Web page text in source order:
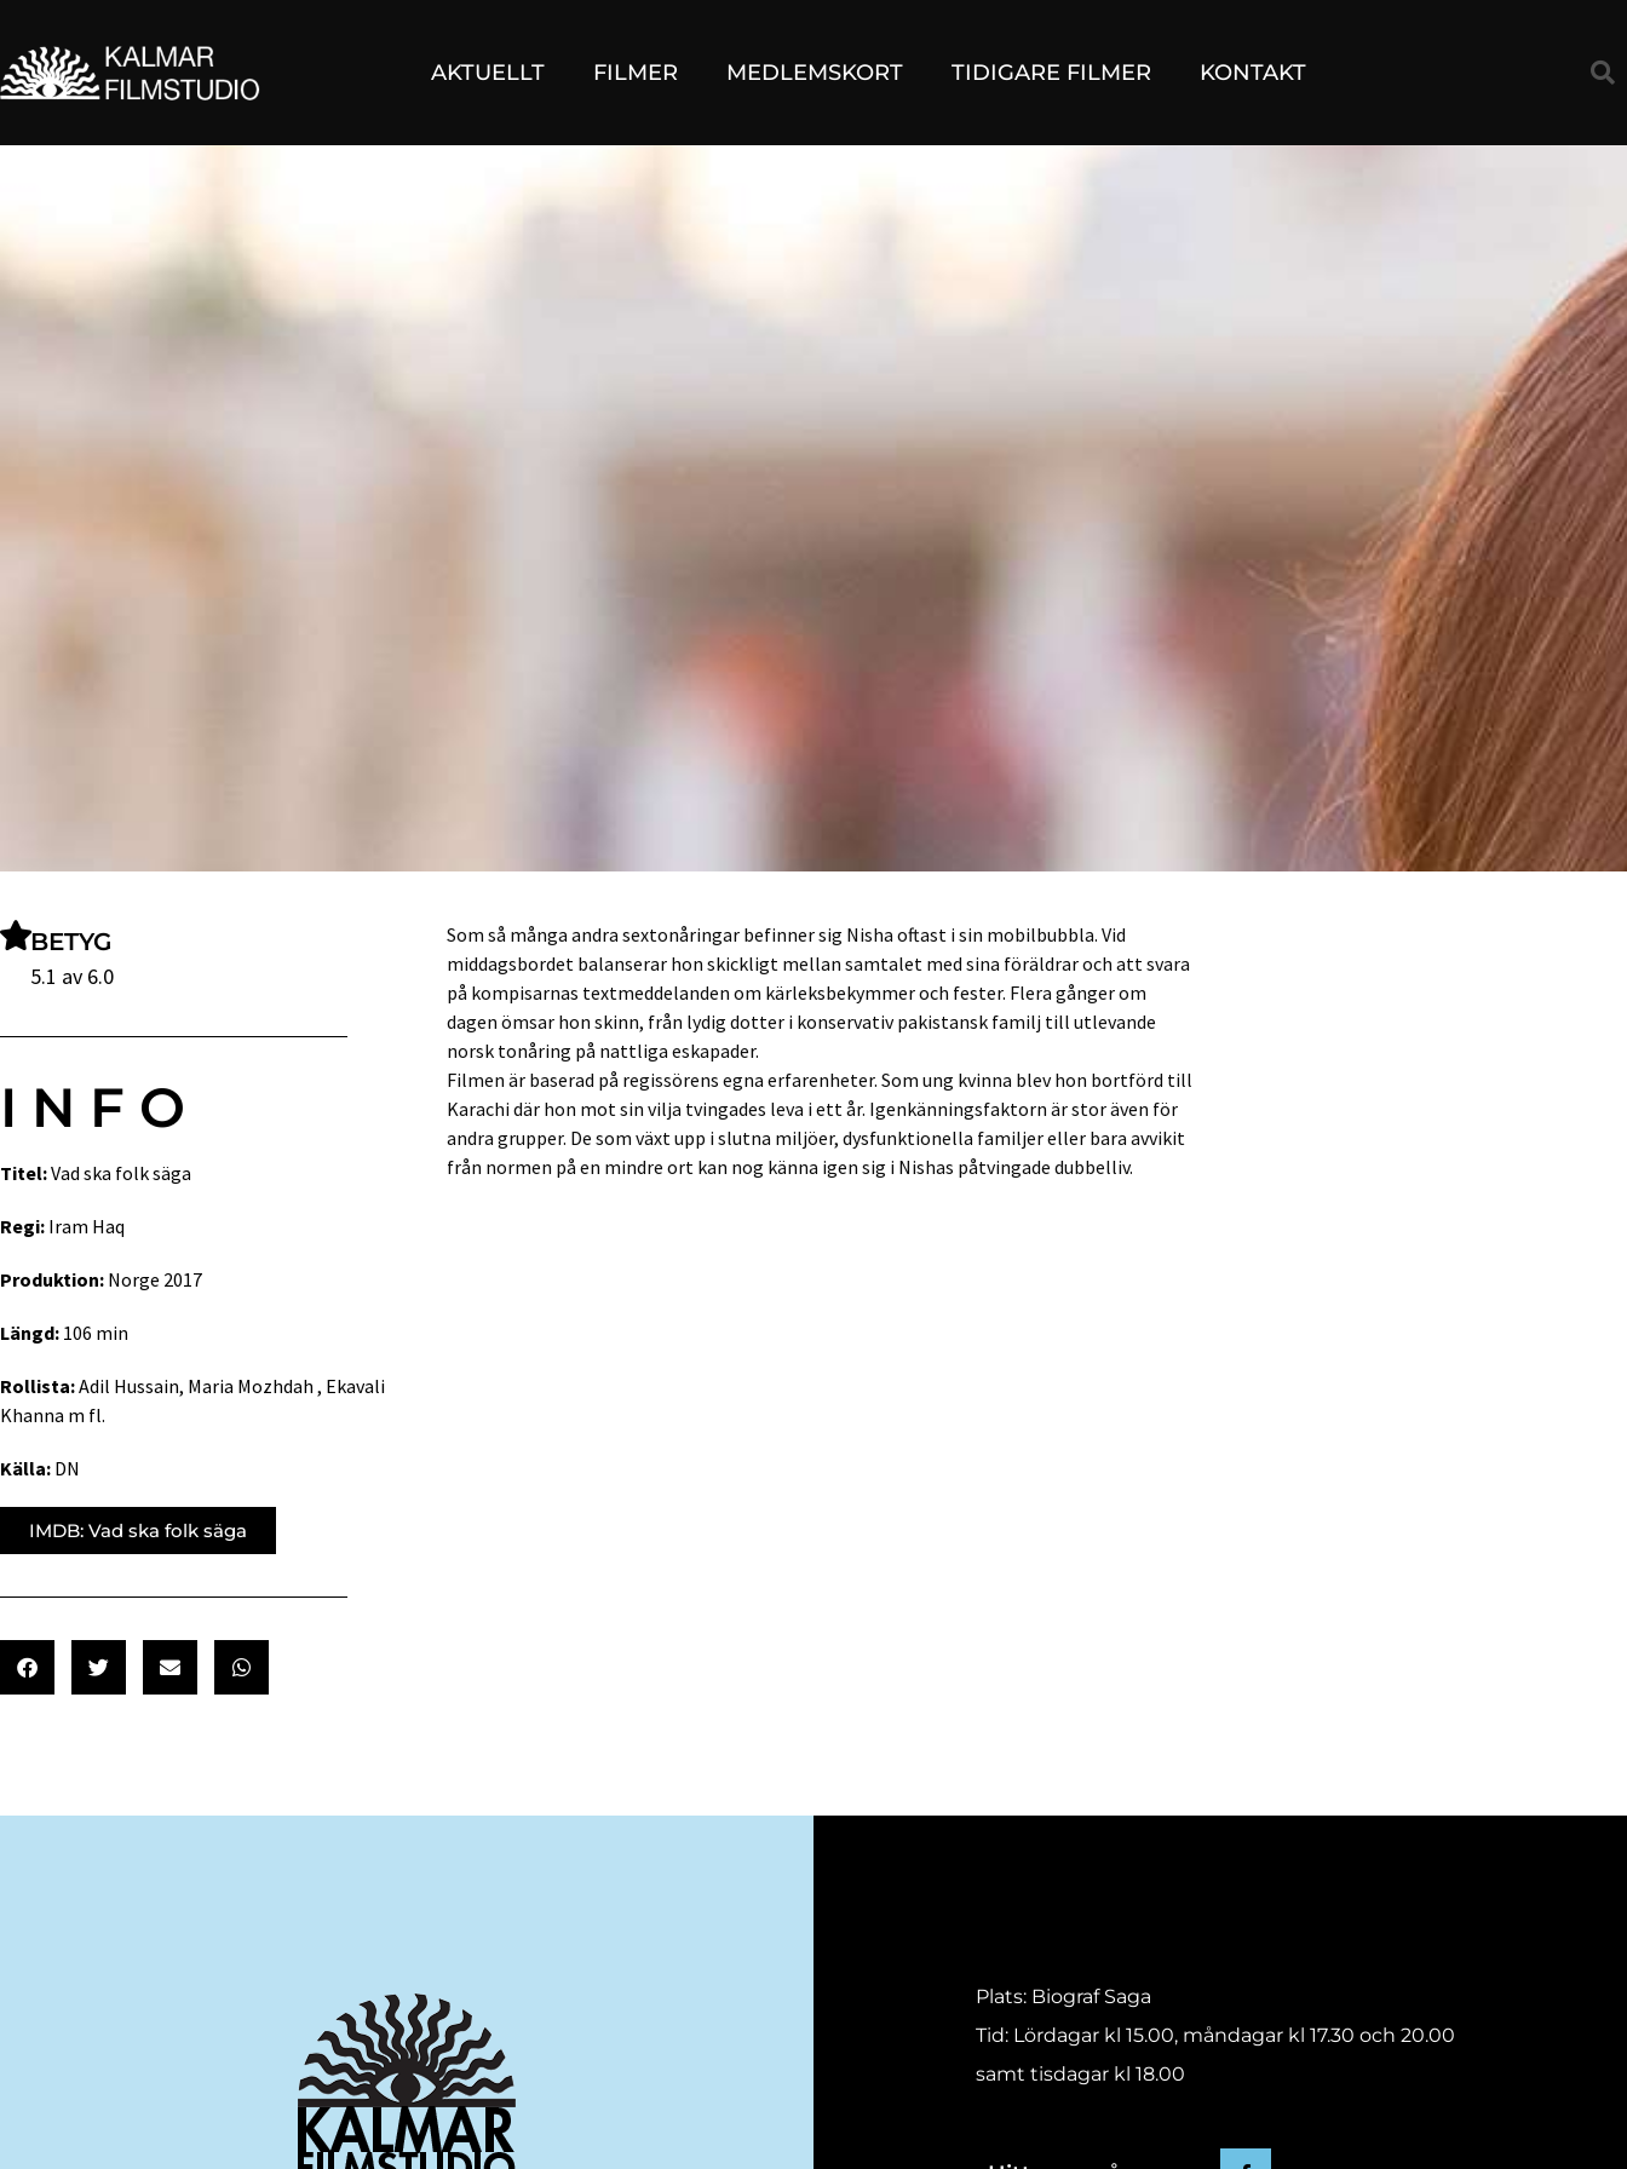
AKTUELLT FILMER MEDLEMSKORT TIDIGARE FILMER KONTAKT
BETYG
5.1 av 6.0
INFO
Titel:Vad ska folk säga
Regi: Iram Haq
Produktion: Norge 2017
Längd: 106 min
Rollista:Adil Hussain, Maria Mozhdah , Ekavali
Khanna m fl.
Källa: DN
IMDB: Vad ska folk säga
Som så många andra sextonåringar befinner sig Nisha oftast i sin mobilbubbla. Vid
middagsbordet balanserar hon skickligt mellan samtalet med sina föräldrar och att svara
på kompisarnas textmeddelanden om kärleksbekymmer och fester. Flera gånger om
dagen ömsar hon skinn, från lydig dotter i konservativ pakistansk familj till utlevande
norsk tonåring på nattliga eskapader.
Filmen är baserad på regissörens egna erfarenheter. Som ung kvinna blev hon bortförd till
Karachi där hon mot sin vilja tvingades leva i ett år. Igenkänningsfaktorn är stor även för
andra grupper. De som växt upp i slutna miljöer, dysfunktionella familjer eller bara avvikit
från normen på en mindre ort kan nog känna igen sig i Nishas påtvingade dubbelliv.
Plats: Biograf Saga
Tid: Lördagar kl 15.00, måndagar kl 17.30 och 20.00
samt tisdagar kl 18.00